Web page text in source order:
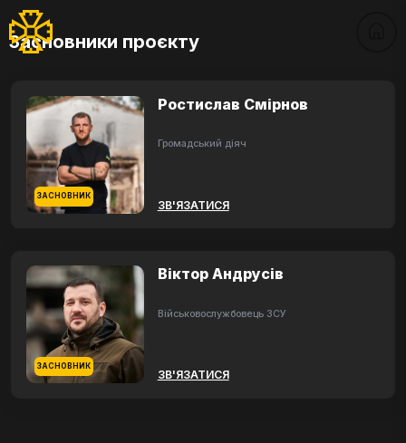
Засновники проєкту
ЗАСНОВНИК
Ростислав Смірнов
Громадський діяч
ЗВ'ЯЗАТИСЯ
ЗАСНОВНИК
Віктор Андрусів
Військовослужбовець ЗСУ
ЗВ'ЯЗАТИСЯ